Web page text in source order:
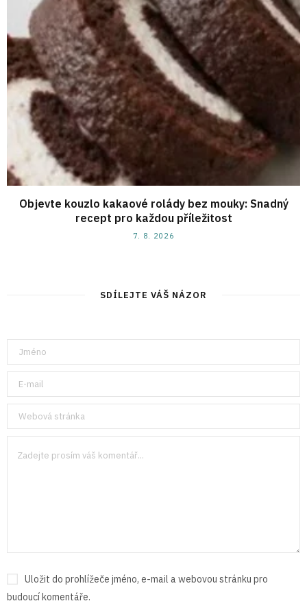
Objevte kouzlo kakaové rolády bez mouky: Snadný
recept pro každou příležitost
7. 8. 2026
SDÍLEJTE VÁŠ NÁZOR
Uložit do prohlížeče jméno, e-mail a webovou stránku pro
budoucí komentáře.